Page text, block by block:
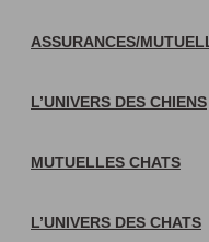
ASSURANCES/
L’UNIVERS DES CHIENS
MUTUELLES CHATS
L’UNIVERS DES CHATS